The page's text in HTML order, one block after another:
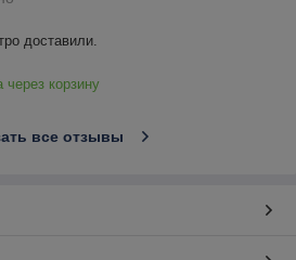
доставили.
корзину
все отзывы